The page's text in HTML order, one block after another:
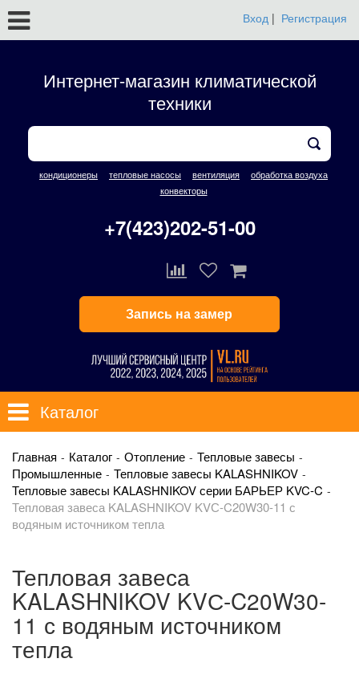
Вход | Регистрация
Интернет-магазин климатической
техники
кондиционеры тепловые насосы вентиляция
обработка воздуха
конвекторы
+7(423)202-51-00
Запись на замер
Каталог
Главная Каталог Отопление
Тепловые завесы
Промышленные
Тепловые завесы KALASHNIKOV
Тепловые завесы KALASHNIKOV серии БАРЬЕР KVC-C
Тепловая завеса KALASHNIKOV KVС-C20W30-11 с
водяным источником тепла
Тепловая завеса
KALASHNIKOV KVС-C20W30-
11 с водяным источником
тепла